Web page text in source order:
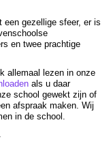
gezellige sfeer, er is
en twee prachtige
allemaal lezen in onze
als u daar
school gewekt zijn of
afspraak maken. Wij
in de school.